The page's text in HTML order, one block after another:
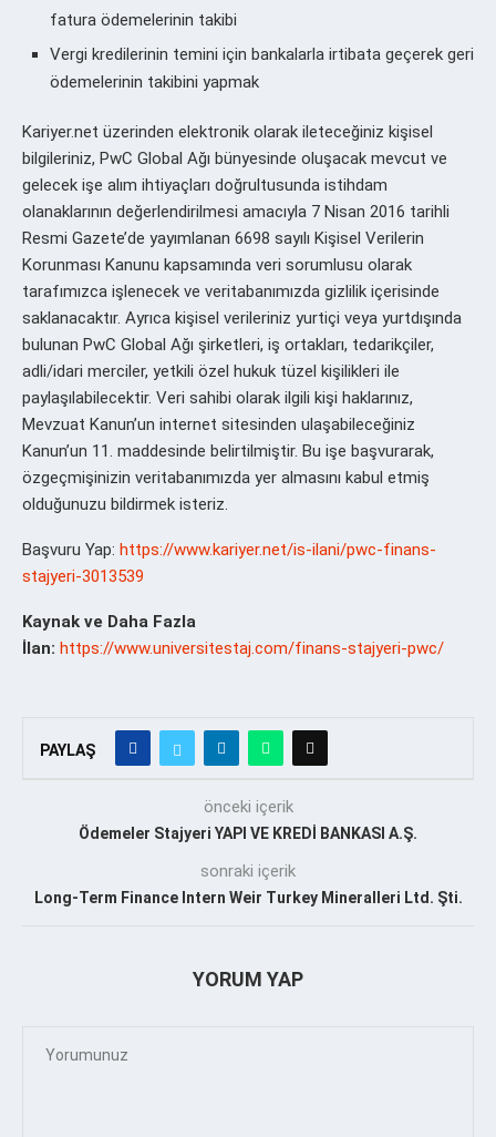
fatura ödemelerinin takibi
Vergi kredilerinin temini için bankalarla irtibata geçerek geri
ödemelerinin takibini yapmak
Kariyer.net üzerinden elektronik olarak ileteceğiniz kişisel
bilgileriniz, PwC Global Ağı bünyesinde oluşacak mevcut ve
gelecek işe alım ihtiyaçları doğrultusunda istihdam
olanaklarının değerlendirilmesi amacıyla 7 Nisan 2016 tarihli
Resmi Gazete’de yayımlanan 6698 sayılı Kişisel Verilerin
Korunması Kanunu kapsamında veri sorumlusu olarak
tarafımızca işlenecek ve veritabanımızda gizlilik içerisinde
saklanacaktır. Ayrıca kişisel verileriniz yurtiçi veya yurtdışında
bulunan PwC Global Ağı şirketleri, iş ortakları, tedarikçiler,
adli/idari merciler, yetkili özel hukuk tüzel kişilikleri ile
paylaşılabilecektir. Veri sahibi olarak ilgili kişi haklarınız,
Mevzuat Kanun’un internet sitesinden ulaşabileceğiniz
Kanun’un 11. maddesinde belirtilmiştir. Bu işe başvurarak,
özgeçmişinizin veritabanımızda yer almasını kabul etmiş
olduğunuzu bildirmek isteriz.
Başvuru Yap: https://www.kariyer.net/is-ilani/pwc-finans-
stajyeri-3013539
Kaynak ve Daha Fazla
İlan: https://www.universitestaj.com/finans-stajyeri-pwc/
PAYLAŞ
önceki içerik
Ödemeler Stajyeri YAPI VE KREDİ BANKASI A.Ş.
sonraki içerik
Long-Term Finance Intern Weir Turkey Mineralleri Ltd. Şti.
YORUM YAP